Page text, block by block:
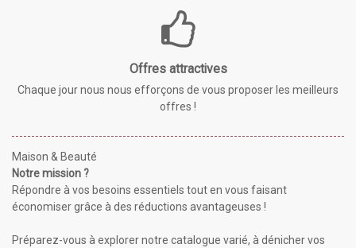
Offres attractives
Chaque jour nous nous efforçons de vous proposer les meilleurs
offres !
Maison & Beauté
Notre mission ?
Répondre à vos besoins essentiels tout en vous faisant
économiser grâce à des réductions avantageuses !
Préparez-vous à explorer notre catalogue varié, à dénicher vos